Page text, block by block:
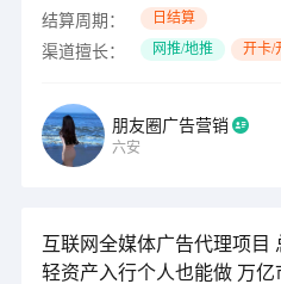
结算周期： 日结算
渠道擅长： 网推/地推 开卡/
朋友圈广告营销
六安
互联网全媒体广告代理项目
轻资产入行个人也能做 万